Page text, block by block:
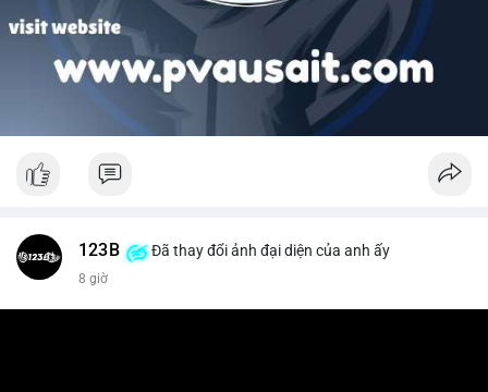
123B Đã thay đổi ảnh đại diện của anh ấy
8 giờ